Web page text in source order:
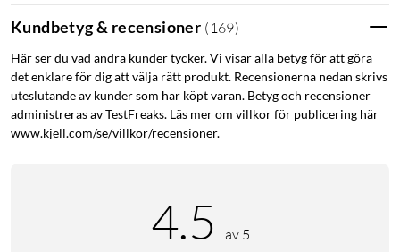
Kundbetyg & recensioner ( 169)
Här ser du vad andra kunder tycker. Vi visar alla betyg för att göra
det enklare för dig att välja rätt produkt. Recensionerna nedan skrivs
uteslutande av kunder som har köpt varan. Betyg och recensioner
administreras av TestFreaks. Läs mer om villkor för publicering här
www.kjell.com/se/villkor/recensioner.
4.5 av 5